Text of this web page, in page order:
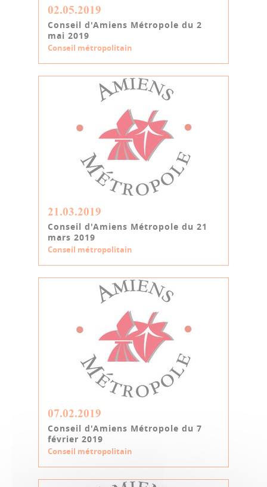
02.05.2019
Conseil d'Amiens Métropole du 2
mai 2019
Conseil métropolitain
21.03.2019
Conseil d'Amiens Métropole du 21
mars 2019
Conseil métropolitain
07.02.2019
Conseil d'Amiens Métropole du 7
février 2019
Conseil métropolitain